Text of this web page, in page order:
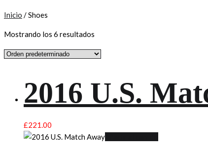
Inicio / Shoes
Mostrando los 6 resultados
2016 U.S.
£221.00